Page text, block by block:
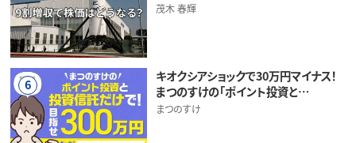
茂木 春輝
6
キオクシアショックで30万円マイナス！
まつのすけの「ポイント投資と…
まつのすけ